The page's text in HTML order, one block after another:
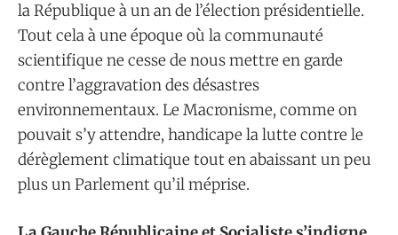
la République à un an de l’élection présidentielle.
Tout cela à une époque où la communauté
scientifique ne cesse de nous mettre en garde
contre l’aggravation des désastres
environnementaux. Le Macronisme, comme on
pouvait s’y attendre, handicape la lutte contre le
dérèglement climatique tout en abaissant un peu
plus un Parlement qu’il méprise.